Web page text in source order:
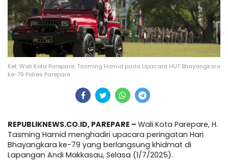
Ket: Wali Kota Parepare, Tasming Hamid pada Upacara HUT Bhayangkara
ke-79 Polres Parepare
REPUBLIKNEWS.CO.ID, PAREPARE – Wali Kota Parepare, H.
Tasming Hamid menghadiri upacara peringatan Hari
Bhayangkara ke-79 yang berlangsung khidmat di
Lapangan Andi Makkasau, Selasa (1/7/2025).